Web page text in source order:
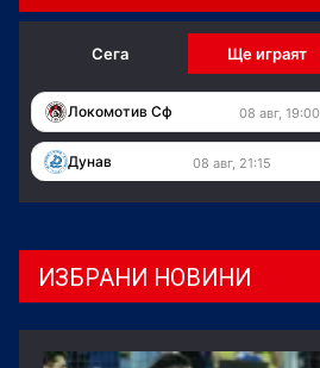
Сега Ще играят
Локомотив Сф 08 авг, 19:00
Дунав 08 авг, 21:15
ИЗБРАНИ НОВИНИ